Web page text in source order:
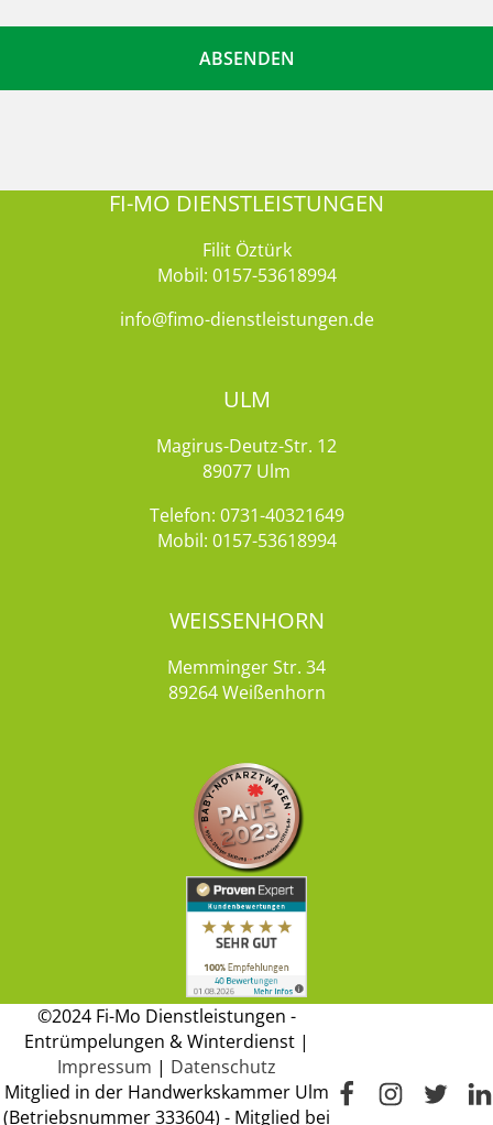
ABSENDEN
FI-MO DIENSTLEISTUNGEN
Filit Öztürk
Mobil: 0157-53618994
info@fimo-dienstleistungen.de
ULM
Magirus-Deutz-Str. 12
89077 Ulm
Telefon: 0731-40321649
Mobil: 0157-53618994
WEISSENHORN
Memminger Str. 34
89264 Weißenhorn
©2024 Fi-Mo Dienstleistungen -
Entrümpelungen & Winterdienst |
Impressum | Datenschutz
Mitglied in der Handwerkskammer Ulm
(Betriebsnummer 333604) - Mitglied bei